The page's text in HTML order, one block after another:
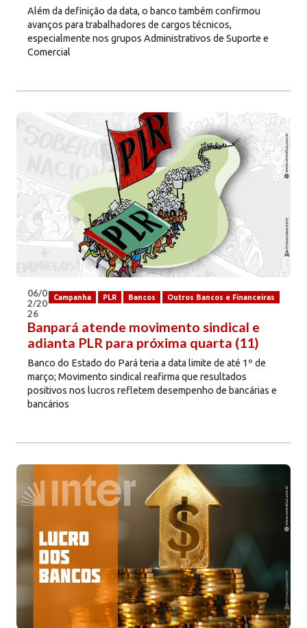
Além da definição da data, o banco também confirmou
avanços para trabalhadores de cargos técnicos,
especialmente nos grupos Administrativos de Suporte e
Comercial
Campanha PLR Bancos Outros Bancos e Financeiras
06/0
2/20
26
Banpará atende movimento sindical e
adianta PLR para próxima quarta (11)
Banco do Estado do Pará teria a data limite de até 1º de
março; Movimento sindical reafirma que resultados
positivos nos lucros refletem desempenho de bancárias e
bancários